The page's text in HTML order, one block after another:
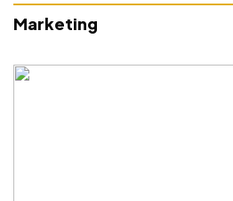
Marketing